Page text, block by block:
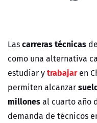
Lascarreras técnicas
como una alternativa
estudiar ytrabajar en
permiten alcanzar
millonesal cuarto año
demanda de técnicos